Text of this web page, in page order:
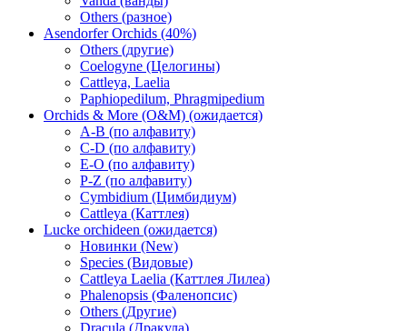
Others (разное)
Asendorfer Orchids (40%)
Others (другие)
Coelogyne (Целогины)
Cattleya, Laelia
Paphiopedilum, Phragmipedium
Orchids & More (O&M) (ожидается)
A-B (по алфавиту)
C-D (по алфавиту)
E-O (по алфавиту)
P-Z (по алфавиту)
Cymbidium (Цимбидиум)
Cattleya (Каттлея)
Lucke orchideen (ожидается)
Новинки (New)
Species (Видовые)
Cattleya Laelia (Каттлея Лилеа)
Phalenopsis (Фаленопсис)
Others (Другие)
Dracula (Дракула)